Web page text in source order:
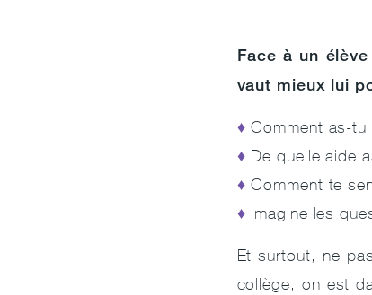
Face à un
vaut mieux lui
Comment as-tu
De quelle aide
Comment te
Imagine les
Et surtout, ne
collège, on est